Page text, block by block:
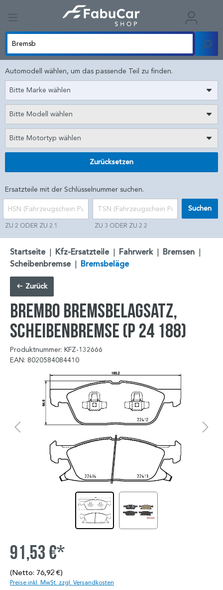
Automodell wählen, um das passende Teil zu finden.
Bitte Marke wählen
Bitte Modell wählen
Bitte Motortyp wählen
Zurücksetzen
Ersatzteile mit der Schlüsselnummer suchen.
ZU 2 ODER ZU 2.1 ZU 3 ODER ZU 2.2
Suchen
Startseite | Kfz-Ersatzteile | Fahrwerk | Bremsen |
Scheibenbremse | Bremsbeläge
Zurück
BREMBO Bremsbelagsatz,
Scheibenbremse (P 24 188)
Produktnummer: KFZ-132666
EAN: 8020584084410
91,53 €*
(Netto: 76,92 €)
Preise inkl. MwSt. zzgl. Versandkosten